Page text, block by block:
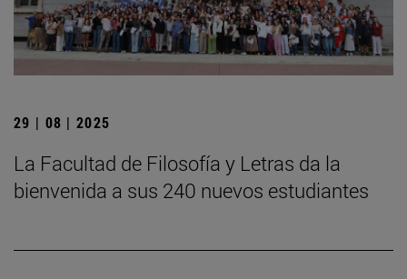
29 | 08 | 2025
La Facultad de Filosofía y Letras da la
bienvenida a sus 240 nuevos estudiantes